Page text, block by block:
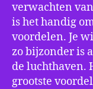
verwachten
is het handig
voordelen. Je
zo bijzonder is
de luchthaven.
grootste